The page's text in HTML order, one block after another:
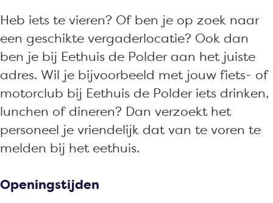
d
e
r
o
l
d
e
r
e
r
P
o
l
d
e
r
Heb iets te vieren? Of ben je op zoek naar
een geschikte vergaderlocatie? Ook dan
ben je bij Eethuis de Polder aan het juiste
adres. Wil je bijvoorbeeld met jouw fiets- of
motorclub bij Eethuis de Polder iets drinken,
lunchen of dineren? Dan verzoekt het
personeel je vriendelijk dat van te voren te
melden bij het eethuis.
Openingstijden